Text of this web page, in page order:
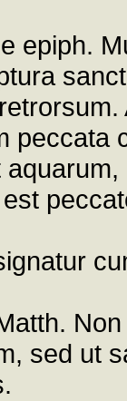
epiph.
peccata
sed ut